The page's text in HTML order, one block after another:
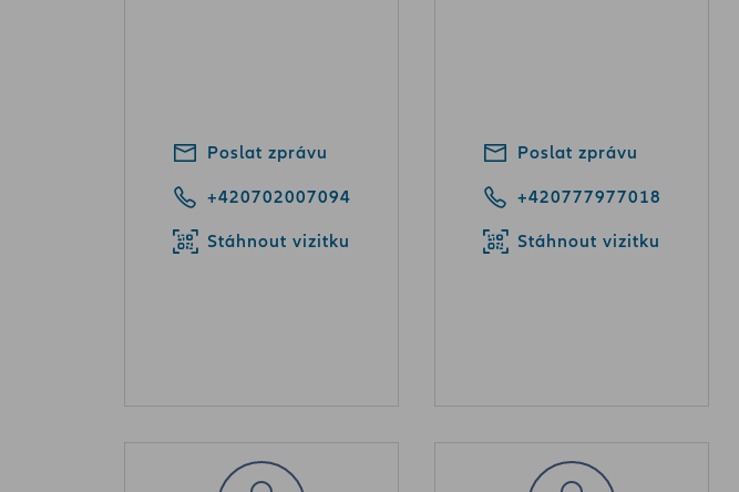
Poslat zprávu
+420702007094
Stáhnout vizitku
Poslat zprávu
+420777977018
Stáhnout vizitku